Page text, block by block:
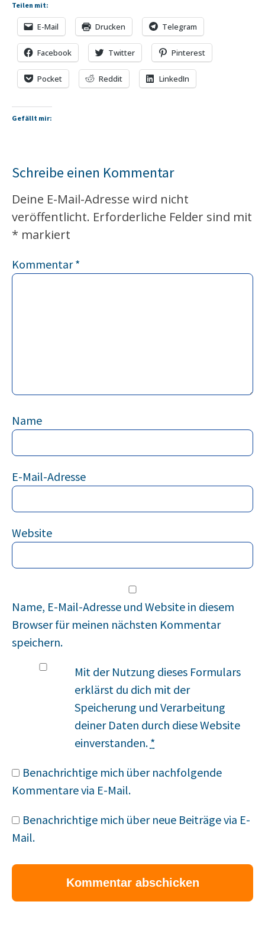
Teilen mit:
E-Mail Drucken Telegram
Facebook Twitter Pinterest
Pocket Reddit LinkedIn
Gefällt mir:
Schreibe einen Kommentar
Deine E-Mail-Adresse wird nicht
veröffentlicht. Erforderliche Felder sind mit
* markiert
Kommentar*
Name
E-Mail-Adresse
Website
Name, E-Mail-Adresse und Website in diesem
Browser für meinen nächsten Kommentar
speichern.
Mit der Nutzung dieses Formulars
erklärst du dich mit der
Speicherung und Verarbeitung
deiner Daten durch diese Website
einverstanden. *
Benachrichtige mich über nachfolgende
Kommentare via E-Mail.
Benachrichtige mich über neue Beiträge via E-
Mail.